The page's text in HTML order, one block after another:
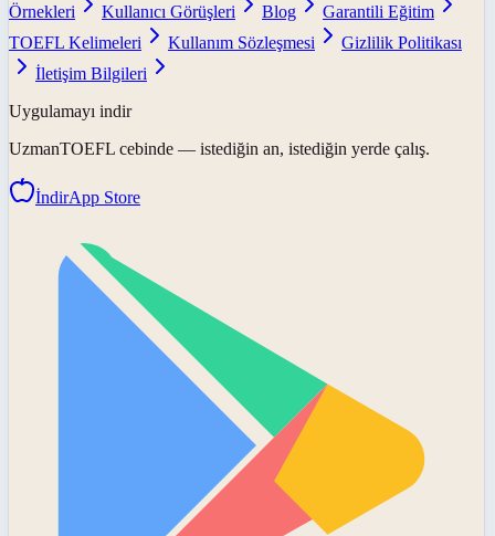
Örnekleri
Kullanıcı Görüşleri Blog
Garantili Eğitim
TOEFL Kelimeleri
Kullanım Sözleşmesi
Gizlilik Politikası
İletişim Bilgileri
Uygulamayı indir
UzmanTOEFL cebinde — istediğin an, istediğin yerde çalış.
İndirApp Store